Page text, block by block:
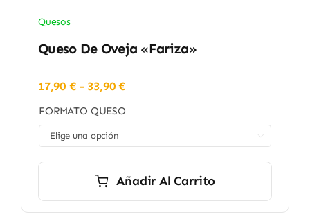
Quesos
Queso De Oveja «Fariza»
17,90 € - 33,90€Rango
precios:
desde
FORMATO QUESO
Añadir Al Carrito